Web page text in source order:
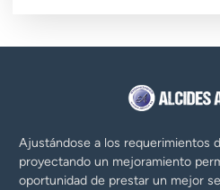
Ajustándose a los requerimientos
proyectando un mejoramiento
oportunidad de prestar un mejor